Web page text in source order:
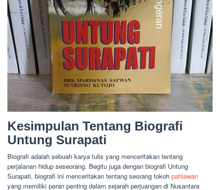
Kesimpulan Tentang Biografi
Untung Surapati
Biografi adalah sebuah karya tulis yang menceritakan tentang
perjalanan hidup seseorang. Begitu juga dengan biografi Untung
Surapati, biografi ini menceritakan tentang seorang tokoh pahlawan
yang memiliki peran penting dalam sejarah perjuangan di Nusantara